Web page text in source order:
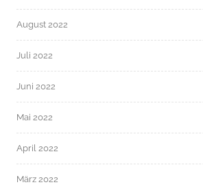
August 2022
Juli 2022
Juni 2022
Mai 2022
April 2022
März 2022